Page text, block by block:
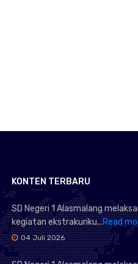
KONTEN TERBARU
SD Negeri 1 Alasmalang
kegiatan ekstrakuriku...Read
04 Juli 2026